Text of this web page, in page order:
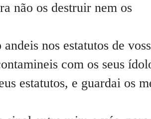
não os destruir nem os
nos estatutos de
com os seus
estatutos, e guardai os